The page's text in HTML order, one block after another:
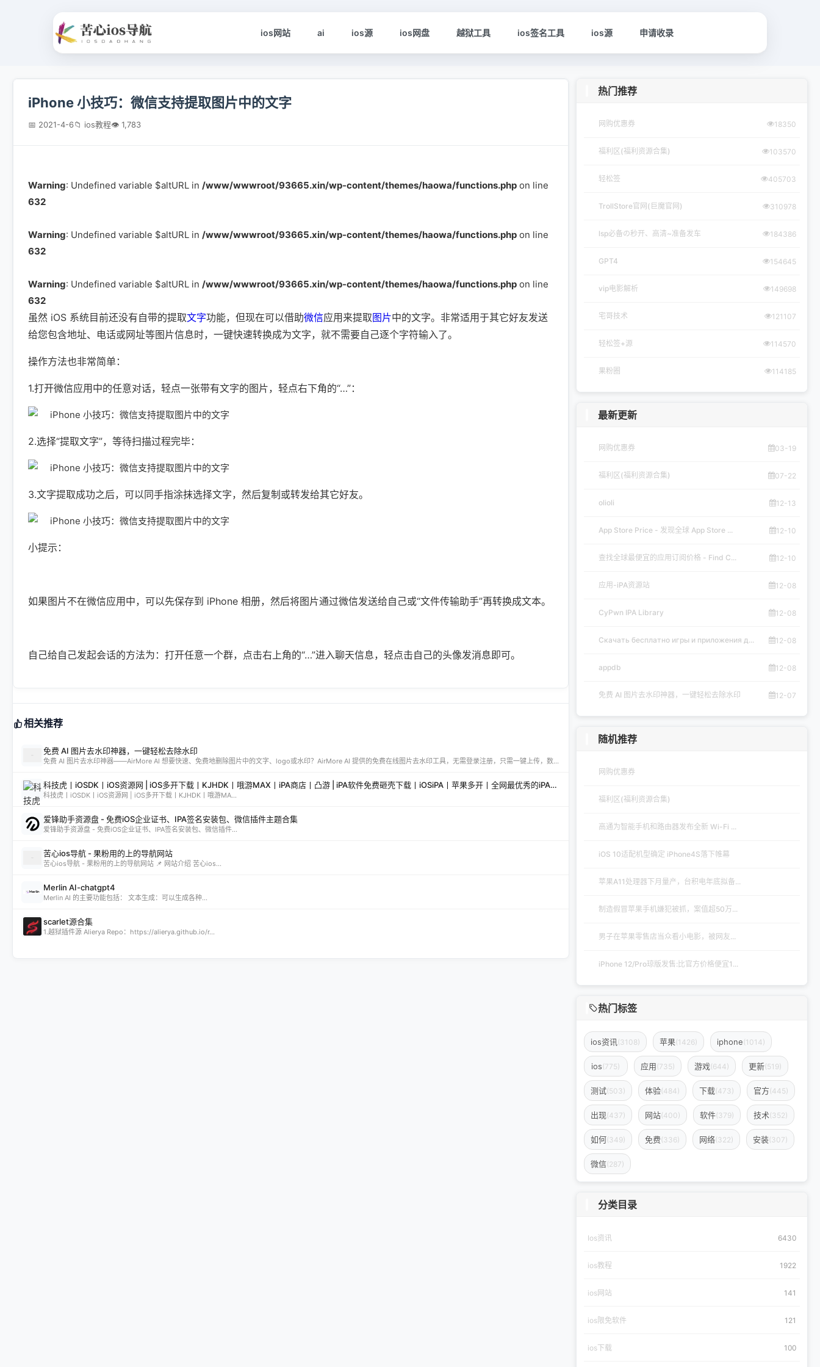
ios网站 ai ios源 ios网盘 越狱工具 ios签名工具 ios源 申请收录
iPhone 小技巧：微信支持提取图片中的文字
📅 2021-4-6📁 ios教程👁 1,783
Warning: Undefined variable $altURL in /www/wwwroot/93665.xin/wp-content/themes/haowa/functions.php on line
632
Warning: Undefined variable $altURL in /www/wwwroot/93665.xin/wp-content/themes/haowa/functions.php on line
632
Warning: Undefined variable $altURL in /www/wwwroot/93665.xin/wp-content/themes/haowa/functions.php on line
632
虽然 iOS 系统目前还没有自带的提取文字功能，但现在可以借助微信应用来提取图片中的文字。非常适用于其它好友发送
给您包含地址、电话或网址等图片信息时，一键快速转换成为文字，就不需要自己逐个字符输入了。
操作方法也非常简单：
1.打开微信应用中的任意对话，轻点一张带有文字的图片，轻点右下角的“…”：
2.选择“提取文字”，等待扫描过程完毕：
3.文字提取成功之后，可以同手指涂抹选择文字，然后复制或转发给其它好友。
小提示：
如果图片不在微信应用中，可以先保存到 iPhone 相册，然后将图片通过微信发送给自己或“文件传输助手”再转换成文本。
自己给自己发起会话的方法为：打开任意一个群，点击右上角的“…”进入聊天信息，轻点击自己的头像发消息即可。
相关推荐
免费 AI 图片去水印神器，一键轻松去除水印
免费 AI 图片去水印神器——AirMore AI 想要快速、免费地删除图片中的文字、logo或水印？AirMore AI 提供的免费在线图片去水印工具，无需登录注册，只需一键上传，数秒即可生成高清无水印图片。 核心优势 免费且无需注册，使用门槛为零。 AI 自动识别并清理图片中的水印、文字或徽标。 一键轻松去除水印，
科技虎丨iOSDK丨iOS资源网 | iOS多开下载丨KJHDK丨哦游MAX丨iPA商店丨凸游 | iPA软件免费砸壳下载丨iOSiPA丨苹果多开丨全网最优秀的iPA资源下载网站
科技虎丨iOSDK丨iOS资源网 | iOS多开下载丨KJHDK丨哦游MA...
爱锋助手资源盘 - 免费iOS企业证书、IPA签名安装包、微信插件主题合集
爱锋助手资源盘 - 免费iOS企业证书、IPA签名安装包、微信插件...
苦心ios导航 - 果粉用的上的导航网站
苦心ios导航 - 果粉用的上的导航网站 📌 网站介绍 苦心ios...
Merlin AI-chatgpt4
Merlin AI 的主要功能包括： 文本生成：可以生成各种...
scarlet源合集
1.越狱插件源 Alierya Repo：https://alierya.github.io/r...
热门推荐
网购优惠券 18350
福利区(福利资源合集) 103570
轻松签 405703
TrollStore官网(巨魔官网) 310978
lsp必备の秒开、高清~准备发车 184386
GPT4 154645
vip电影解析 149698
宅哥技术 121107
轻松签+源 114570
果粉圈 114185
最新更新
网购优惠券 03-19
福利区(福利资源合集) 07-22
olioli 12-13
App Store Price - 发现全球 App Store ... 12-10
查找全球最便宜的应用订阅价格 - Find C... 12-10
应用-iPA资源站 12-08
CyPwn IPA Library 12-08
Скачать бесплатно игры и приложения д... 12-08
appdb 12-08
免费 AI 图片去水印神器，一键轻松去除水印 12-07
随机推荐
网购优惠券
福利区(福利资源合集)
高通为智能手机和路由器发布全新 Wi-Fi ...
iOS 10适配机型确定 iPhone4S落下帷幕
苹果A11处理器下月量产，台积电年底拟备...
制造假冒苹果手机嫌犯被抓，案值超50万...
男子在苹果零售店当众看小电影，被网友...
iPhone 12/Pro琼版发售:比官方价格便宜1...
热门标签
ios资讯 (3108) 苹果(1426) iphone(1014)
ios(775) 应用(735) 游戏(644) 更新(519)
测试(503) 体验(484) 下载(473) 官方(445)
出现(437) 网站(400) 软件(379) 技术(352)
如何(349) 免费(336) 网络(322) 安装(307)
微信(287)
分类目录
Ios资讯 6430
ios教程 1922
ios网站 141
ios限免软件 121
ios下载 100